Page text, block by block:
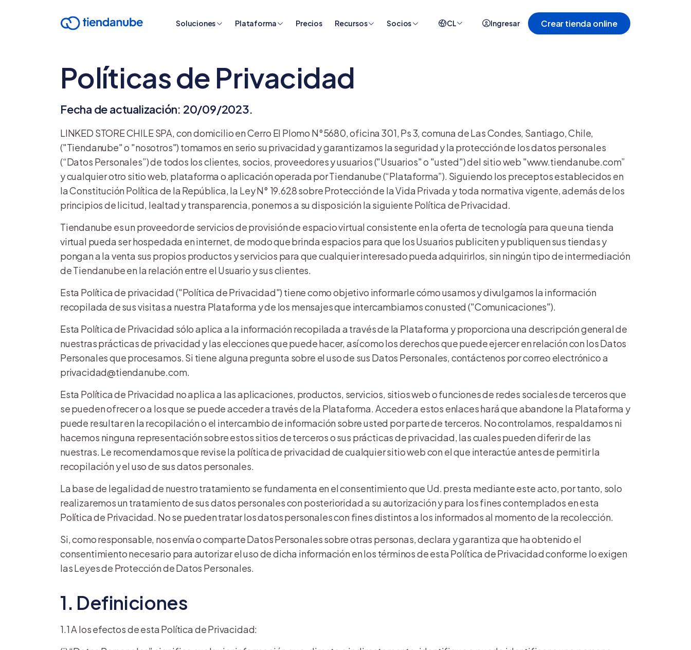
Soluciones Plataforma
Uyuni Rio
Precios Recursos Socios CL Ingresar Crear tienda online
Políticas de Privacidad
Fecha de actualización: 20/09/2023.
LINKED STORE CHILE SPA, con domicilio en Cerro El Plomo N°5680, oficina 301, Ps 3, comuna de Las Condes, Santiago, Chile,
("Tiendanube" o "nosotros") tomamos en serio su privacidad y garantizamos la seguridad y la protección de los datos personales
(“Datos Personales”) de todos los clientes, socios, proveedores y usuarios ("Usuarios" o "usted") del sitio web "www.tiendanube.com”
y cualquier otro sitio web, plataforma o aplicación operada por Tiendanube (“Plataforma”). Siguiendo los preceptos establecidos en
la Constitución Política de la República, la Ley N° 19.628 sobre Protección de la Vida Privada y toda normativa vigente, además de los
principios de licitud, lealtad y transparencia, ponemos a su disposición la siguiente Política de Privacidad.
Tiendanube es un proveedor de servicios de provisión de espacio virtual consistente en la oferta de tecnología para que una tienda
virtual pueda ser hospedada en internet, de modo que brinda espacios para que los Usuarios publiciten y publiquen sus tiendas y
pongan a la venta sus propios productos y servicios para que cualquier interesado pueda adquirirlos, sin ningún tipo de intermediación
de Tiendanube en la relación entre el Usuario y sus clientes.
Esta Política de privacidad ("Política de Privacidad") tiene como objetivo informarle cómo usamos y divulgamos la información
recopilada de sus visitas a nuestra Plataforma y de los mensajes que intercambiamos con usted ("Comunicaciones").
Esta Política de Privacidad sólo aplica a la información recopilada a través de la Plataforma y proporciona una descripción general de
nuestras prácticas de privacidad y las elecciones que puede hacer, así como los derechos que puede ejercer en relación con los Datos
Personales que procesamos. Si tiene alguna pregunta sobre el uso de sus Datos Personales, contáctenos por correo electrónico a
privacidad@tiendanube.com.
Esta Política de Privacidad no aplica a las aplicaciones, productos, servicios, sitios web o funciones de redes sociales de terceros que
se pueden ofrecer o a los que se puede acceder a través de la Plataforma. Acceder a estos enlaces hará que abandone la Plataforma y
puede resultar en la recopilación o el intercambio de información sobre usted por parte de terceros. No controlamos, respaldamos ni
hacemos ninguna representación sobre estos sitios de terceros o sus prácticas de privacidad, las cuales pueden diferir de las
nuestras. Le recomendamos que revise la política de privacidad de cualquier sitio web con el que interactúe antes de permitir la
recopilación y el uso de sus datos personales.
La base de legalidad de nuestro tratamiento se fundamenta en el consentimiento que Ud. presta mediante este acto, por tanto, solo
realizaremos un tratamiento de sus datos personales con posterioridad a su autorización y para los fines contemplados en esta
Política de Privacidad. No se pueden tratar los datos personales con fines distintos a los informados al momento de la recolección.
Si, como responsable, nos envía o comparte Datos Personalessobre otras personas, declara y garantiza que ha obtenido el
consentimiento necesario para autorizar el uso de dicha información en los términos de esta Política de Privacidad conforme lo exigen
las Leyes de Protección de Datos Personales.
1. Definiciones
1.1 A los efectos de esta Política de Privacidad: